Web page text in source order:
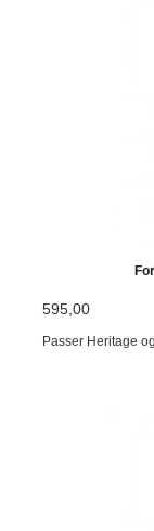
595,00
Passer Heritage